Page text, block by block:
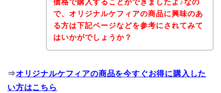
価格で購入することができましたよ♪なの
で、オリジナルケフィアの商品に興味のあ
る方は下記ページなどを参考にされてみて
はいかがでしょうか？
⇒オリジナルケフィアの商品を今すぐお得に購入した
い方はこちら